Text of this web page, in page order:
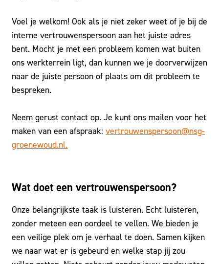
Voel je welkom! Ook als je niet zeker weet of je bij de
interne vertrouwenspersoon aan het juiste adres
bent. Mocht je met een probleem komen wat buiten
ons werkterrein ligt, dan kunnen we je doorverwijzen
naar de juiste persoon of plaats om dit probleem te
bespreken.
Neem gerust contact op. Je kunt ons mailen voor het
maken van een afspraak: vertrouwenspersoon@nsg-
groenewoud.nl.
Wat doet een vertrouwenspersoon?
Onze belangrijkste taak is luisteren. Echt luisteren,
zonder meteen een oordeel te vellen. We bieden je
een veilige plek om je verhaal te doen. Samen kijken
we naar wat er is gebeurd en welke stap jij zou